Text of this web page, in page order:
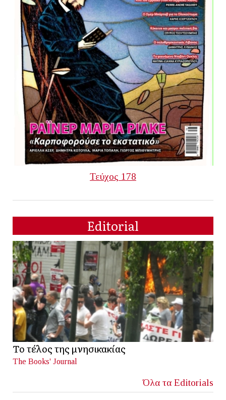
Τεύχος 178
Editorial
Το τέλος της μνησικακίας
The Books' Journal
Όλα τα Editorials